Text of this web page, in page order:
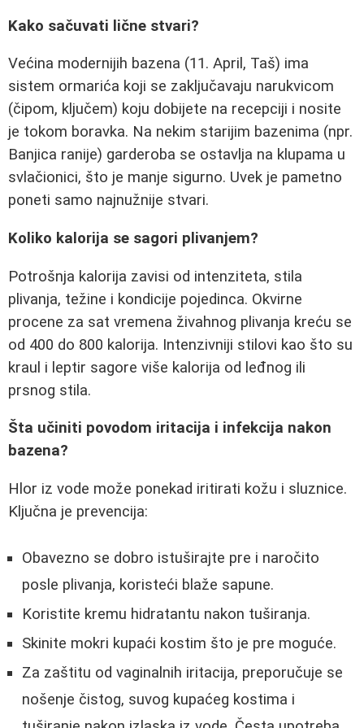
Kako sačuvati lične stvari?
Većina modernijih bazena (11. April, Taš) ima
sistem ormarića koji se zaključavaju narukvicom
(čipom, ključem) koju dobijete na recepciji i nosite
je tokom boravka. Na nekim starijim bazenima (npr.
Banjica ranije) garderoba se ostavlja na klupama u
svlačionici, što je manje sigurno. Uvek je pametno
poneti samo najnužnije stvari.
Koliko kalorija se sagori plivanjem?
Potrošnja kalorija zavisi od intenziteta, stila
plivanja, težine i kondicije pojedinca. Okvirne
procene za sat vremena živahnog plivanja kreću se
od 400 do 800 kalorija. Intenzivniji stilovi kao što su
kraul i leptir sagore više kalorija od leđnog ili
prsnog stila.
Šta učiniti povodom iritacija i infekcija nakon
bazena?
Hlor iz vode može ponekad iritirati kožu i sluznice.
Ključna je prevencija:
Obavezno se dobro istuširajte pre i naročito
posle plivanja, koristeći blaže sapune.
Koristite kremu hidratantu nakon tuširanja.
Skinite mokri kupaći kostim što je pre moguće.
Za zaštitu od vaginalnih iritacija, preporučuje se
nošenje čistog, suvog kupaćeg kostima i